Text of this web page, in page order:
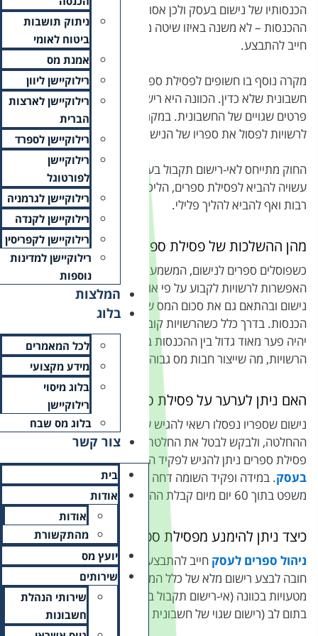
ניתוק תושבות
ביטוח לאומי
רילוקיישן ליוון
רילוקיישן לארצות
הברית
רילוקיישן לספרד
לפורטוגל
רילוקיישן לגרמניה
רילוקיישן לקפריסין
נוספות
המלצות
בלוג
לכל המאמרים
מידע מקצועי
רילוקיישן
בלוג מס שבח
צור קשר
בית
אודות
מהתקשורת
יועץ מס
שירותים
שירותי הנהלת
חשבונות
להקל ראש ברישום
ברישום, הרישום
הוא כאשר מוציאים
שגוי של החשבונית או
כזה גם ניתנת האפשרות
ולקבוע שומה על פי אומדן.
בצורה חמורה ביותר, אשר
מנהליים הכרוכים בעלויות
העיקרית היא שניתנת
את ההכנסה של אותו
חייב לשלם בגין אותן
את ההכנסה של הנישום
לבין ההכנסות שיקבעו
נישום שספריו נפסלו רשאי להגיש ערעור בתוך 30 יום מיום קבלת
את הערעור על
שערך את הביקורת
הערעור, ניתן לערער לבית
מדויקת ואחראית,
בעסק ולהימנע
או מטעויות שנעשו
בעסק).